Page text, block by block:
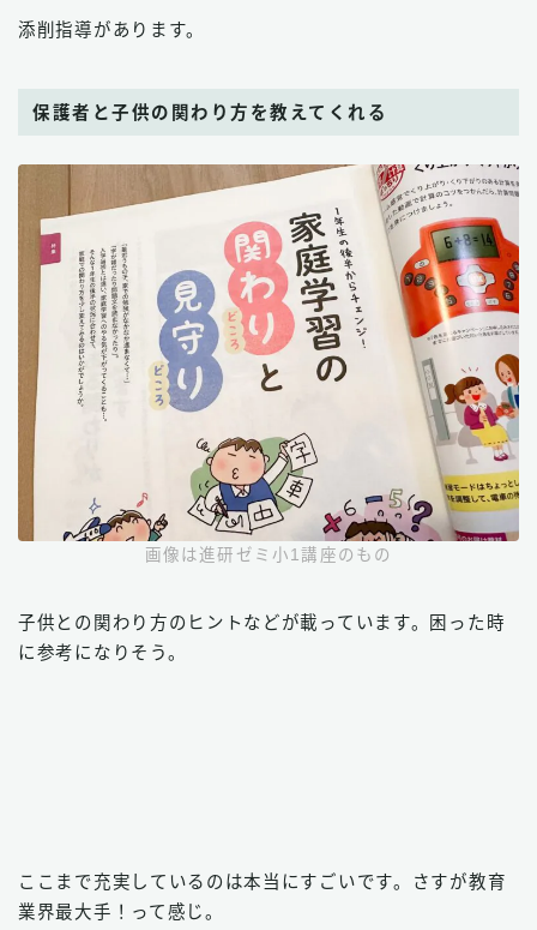
添削指導があります。
保護者と子供の関わり方を教えてくれる
画像は進研ゼミ小1講座のもの
子供との関わり方のヒントなどが載っています。困った時
に参考になりそう。
ここまで充実しているのは本当にすごいです。さすが教育
業界最大手！って感じ。